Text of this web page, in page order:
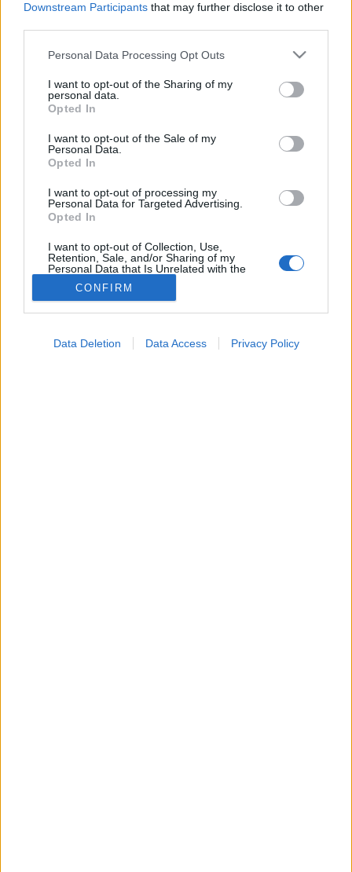
Downstream Participants that may further disclose it to other
Please note that this website/app uses one or more Google
not limited to your visit or usage behaviour. You may click to
grant or deny consent to Google and its third-party tags to
use your data for below specified purposes in below Google
consent section.
Personal Data Processing Opt Outs
I want to opt-out of the Sharing of my
personal data.
Opted In
I want to opt-out of the Sale of my
Personal Data.
Opted In
I want to opt-out of processing my
Personal Data for Targeted Advertising.
Opted In
I want to opt-out of Collection, Use,
Retention, Sale, and/or Sharing of my
Personal Data that Is Unrelated with the
Purposes for which it was collected.
Opted Out
CONFIRM
Data Deletion Data Access Privacy Policy
Lelki egészség
2026. május 16. 19:54